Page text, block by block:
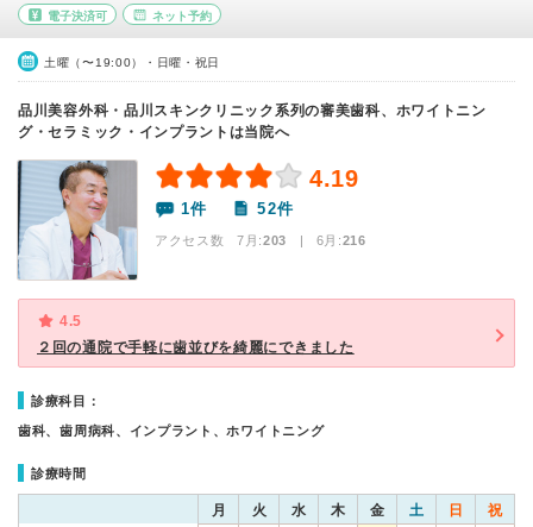
電子決済可 ネット予約
土曜（〜19:00）・日曜・祝日
品川美容外科・品川スキンクリニック系列の審美歯科、ホワイトニン
グ・セラミック・インプラントは当院へ
4.19
1件 52件
アクセス数 7月:203 | 6月:216
4.5
２回の通院で手軽に歯並びを綺麗にできました
診療科目：
歯科、歯周病科、インプラント、ホワイトニング
診療時間
月 火 水 木 金 土 日 祝